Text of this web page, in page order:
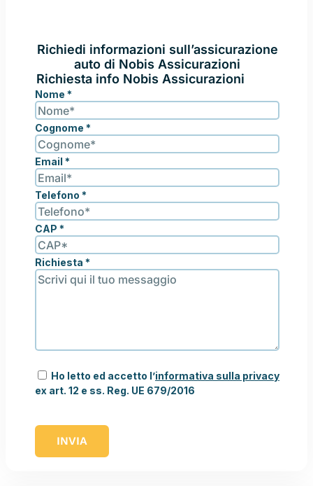
Richiedi informazioni sull’assicurazione
auto di Nobis Assicurazioni
Richiesta info Nobis Assicurazioni
Nome *
Cognome *
Email *
Telefono *
CAP *
Richiesta *
Ho letto ed accetto l’informativa sulla privacy
ex art. 12 e ss. Reg. UE 679/2016
INVIA